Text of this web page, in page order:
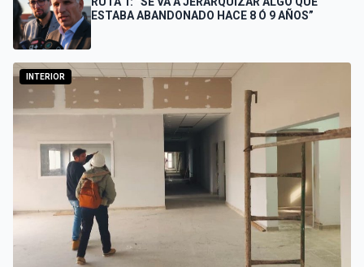
ESTABA ABANDONADO HACE 8 Ó 9 AÑOS”
INTERIOR